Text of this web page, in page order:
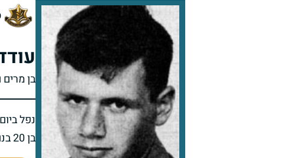
בן מרים
נפל ביום
בן 20 בנופלו